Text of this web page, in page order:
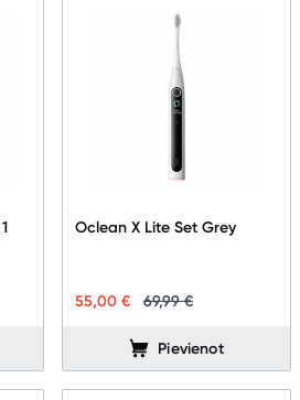
tehnika
Oclean X Lite Set Grey
55,00 € 69,99 €
Pievienot